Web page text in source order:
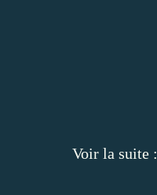
Voir la suite :